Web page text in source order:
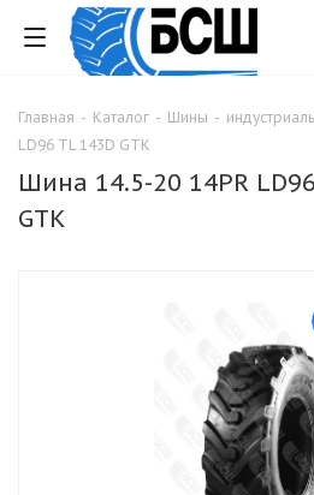
Главная - Каталог - Шины -
LD96 TL 143D GTK
Шина 14.5-20 14PR
GTK